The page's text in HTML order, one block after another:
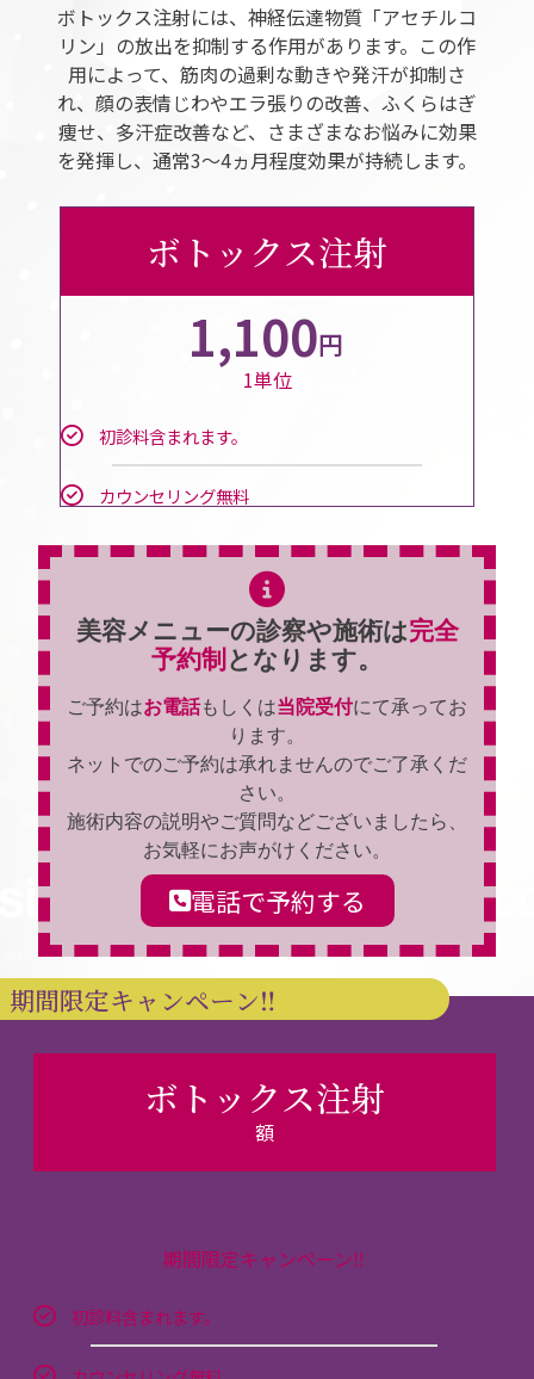
ボトックス注射には、神経伝達物質「アセチルコ
リン」の放出を抑制する作用があります。この作
用によって、筋肉の過剰な動きや発汗が抑制さ
れ、顔の表情じわやエラ張りの改善、ふくらはぎ
痩せ、多汗症改善など、さまざまなお悩みに効果
を発揮し、通常3～4ヵ月程度効果が持続します。
ボトックス注射
1,100円
1単位
初診料含まれます。
カウンセリング無料
美容メニューの診察や施術は完全
予約制 となります。
ご予約はお電話もしくは当院受付にて承ってお
ります。
ネットでのご予約は承れませんのでご了承くだ
さい。
施術内容の説明やご質問などございましたら、
お気軽にお声がけください。
電話で予約する
期間限定キャンペーン‼
ボトックス注射
額
期間限定キャンペーン‼
初診料含まれます。